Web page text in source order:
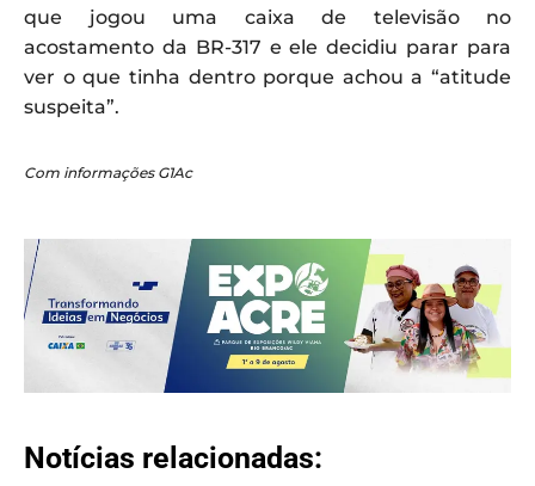
que jogou uma caixa de televisão no
acostamento da BR-317 e ele decidiu parar para
ver o que tinha dentro porque achou a “atitude
suspeita”.
Com informações G1Ac
Notícias relacionadas: